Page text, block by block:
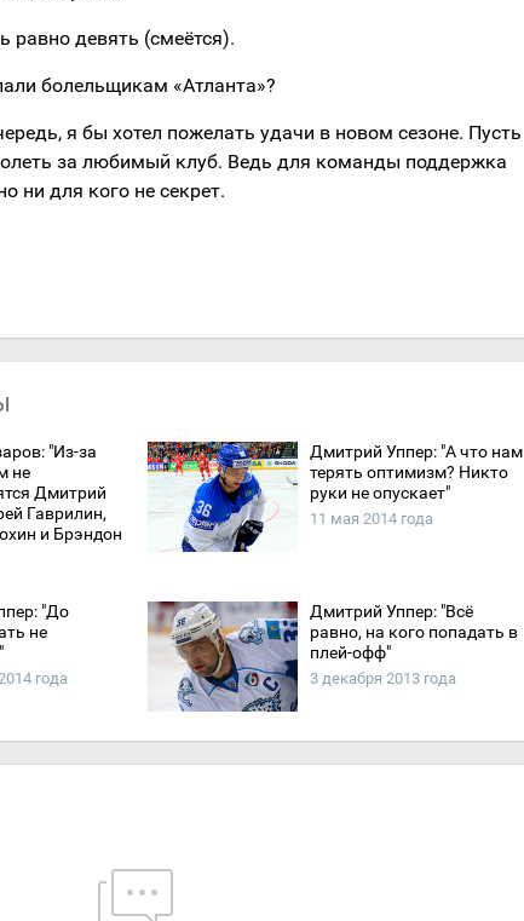
равно девять (смеётся).
болельщикам «Атланта»?
я бы хотел пожелать удачи в новом сезоне. Пусть
за любимый клуб. Ведь для команды поддержка
ни для кого не секрет.
"Из-за
не
Дмитрий
Гаврилин,
и Брэндон
Дмитрий Уппер: "А что нам
терять оптимизм? Никто
руки не опускает"
11 мая 2014 года
"До
не
года
Дмитрий Уппер: "Всё
равно, на кого попадать в
плей-офф"
3 декабря 2013 года